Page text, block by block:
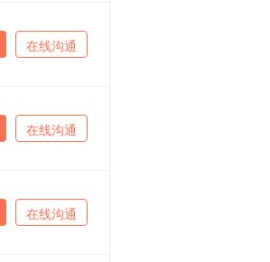
在线沟通
在线沟通
在线沟通